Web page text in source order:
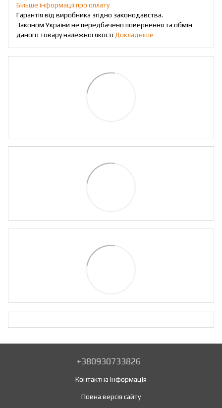
Більше інформації про оплату
Гарантія від виробника згідно законодавства.
Законом України не передбачено повернення та обмін
даного товару належної якості Докладніше
+380930733826
Контактна інформація
Повна версія сайту